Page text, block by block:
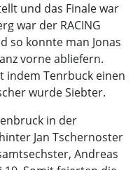
und das Finale war
war der RACING
so konnte man Jonas
vorne abliefern.
indem Tenrbuck einen
wurde Siebter.
in der
Jan Tschernoster
Andreas